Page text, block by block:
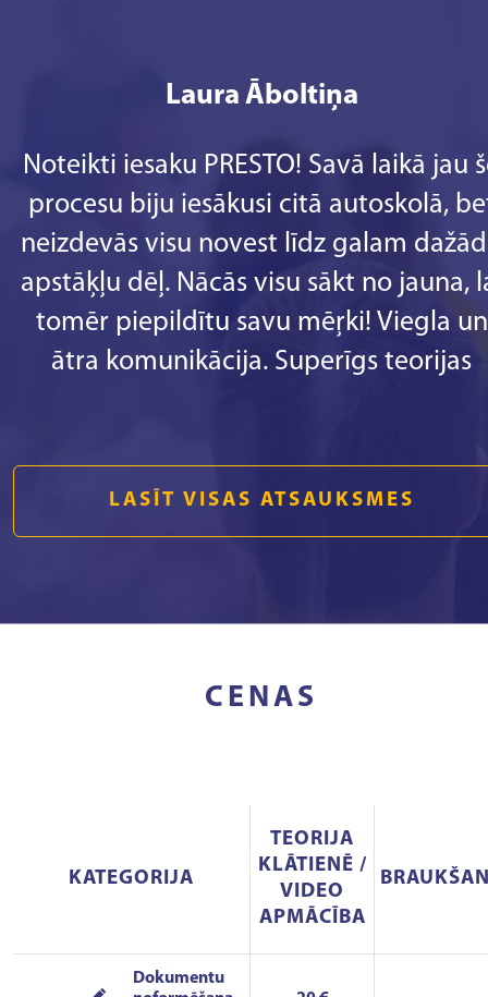
Laura Āboltiņa
Noteikti iesaku PRESTO! Savā laikā jau
procesu biju iesākusi citā autoskolā,
neizdevās visu novest līdz galam
apstāķļu dēļ. Nācās visu sākt no jauna,
tomēr piepildītu savu mēŗki! Viegla un
ātra komunikācija. Superīgs teorijas
LASĪT VISAS ATSAUKSMES
CENAS
KATEGORIJA
TEORIJA
KLĀTIENĒ /
VIDEO
APMĀCĪBA
Dokumentu